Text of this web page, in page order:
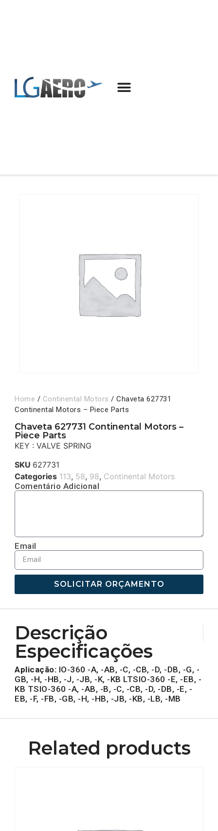
Home / Continental Motors / Chaveta 627731
Continental Motors – Piece Parts
Chaveta 627731 Continental Motors –
Piece Parts
KEY : VALVE SPRING
SKU 627731
Categories 113, 58, 98, Continental Motors
Comentário Adicional
Email
SOLICITAR ORÇAMENTO
Descrição
Especificações
Aplicação: IO-360 -A, -AB, -C, -CB, -D, -DB, -G, -
GB, -H, -HB, -J, -JB, -K, -KB LTSIO-360 -E, -EB, -
KB TSIO-360 -A, -AB, -B, -C, -CB, -D, -DB, -E, -
EB, -F, -FB, -GB, -H, -HB, -JB, -KB, -LB, -MB
Related products